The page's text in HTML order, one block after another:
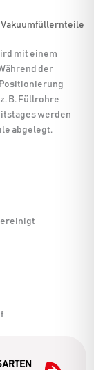
Vakuumfüllernteile
mit einem
der
B. Füllrohre
werden
abgelegt.